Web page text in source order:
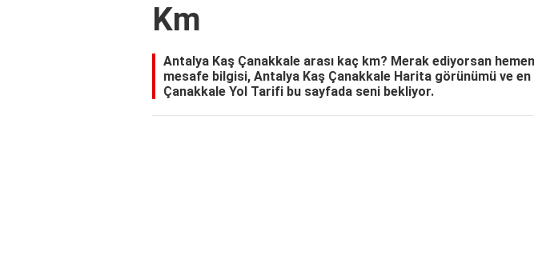
Km
Antalya Kaş Çanakkale arası kaç km? Merak ediyorsan
mesafe bilgisi, Antalya Kaş Çanakkale Harita görünümü ve
Çanakkale Yol Tarifi bu sayfada seni bekliyor.